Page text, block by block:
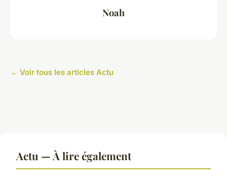
Noah
← Voir tous les articles Actu
Actu — À lire également